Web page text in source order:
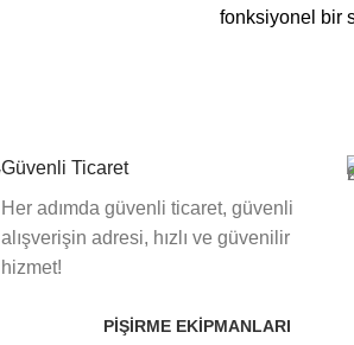
fonksiyonel bir
Güvenli Ticaret
Her adımda güvenli ticaret, güvenli
alışverişin adresi, hızlı ve güvenilir
hizmet!
PIŞIRME EKIPMANLARI